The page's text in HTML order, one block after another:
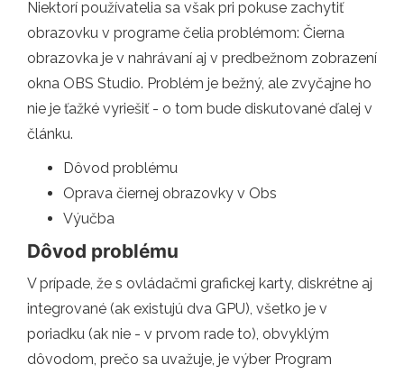
Niektorí používatelia sa však pri pokuse zachytiť
obrazovku v programe čelia problémom: Čierna
obrazovka je v nahrávaní aj v predbežnom zobrazení
okna OBS Studio. Problém je bežný, ale zvyčajne ho
nie je ťažké vyriešiť - o tom bude diskutované ďalej v
článku.
Dôvod problému
Oprava čiernej obrazovky v Obs
Výučba
Dôvod problému
V prípade, že s ovládačmi grafickej karty, diskrétne aj
integrované (ak existujú dva GPU), všetko je v
poriadku (ak nie - v prvom rade to), obvyklým
dôvodom, prečo sa uvažuje, je výber Program